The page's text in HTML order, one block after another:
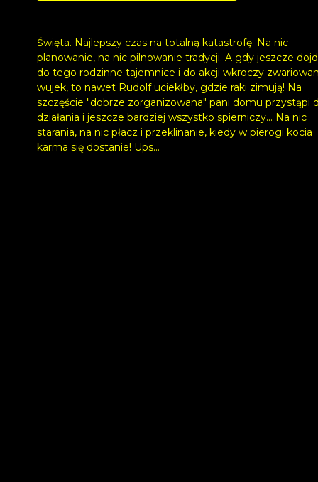
Święta. Najlepszy czas na totalną katastrofę. Na nic
planowanie, na nic pilnowanie tradycji. A gdy jeszcze
do tego rodzinne tajemnice i do akcji wkroczy
wujek, to nawet Rudolf uciekłby, gdzie raki zimują! Na
szczęście "dobrze zorganizowana" pani domu przystąpi
działania i jeszcze bardziej wszystko spierniczy... Na nic
starania, na nic płacz i przeklinanie, kiedy w pierogi kocia
karma się dostanie! Ups...